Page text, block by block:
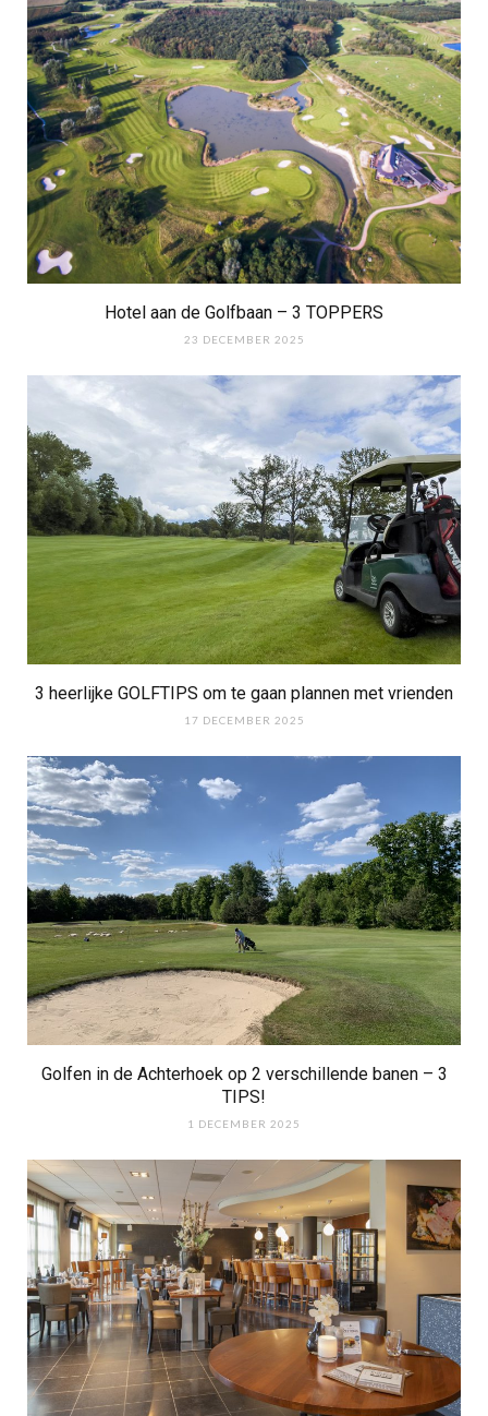
Hotel aan de Golfbaan – 3 TOPPERS
23 DECEMBER 2025
3 heerlijke GOLFTIPS om te gaan plannen met vrienden
17 DECEMBER 2025
Golfen in de Achterhoek op 2 verschillende banen – 3
TIPS!
1 DECEMBER 2025